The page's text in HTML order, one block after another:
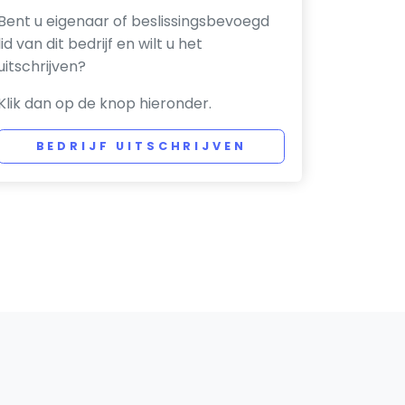
u eigenaar of beslissingsbevoegd
van dit bedrijf en wilt u het
dan op de knop hieronder.
BEDRIJF UITSCHRIJVEN